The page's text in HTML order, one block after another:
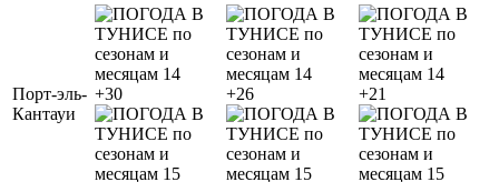
Порт-эль-
Кантауи
+30 +26 +21